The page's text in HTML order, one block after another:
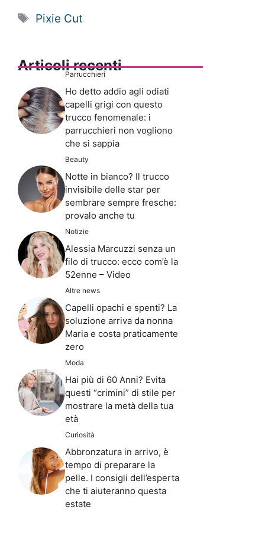
Tag
Pixie Cut
Articoli recenti
Parrucchieri
Ho detto addio agli odiati
capelli grigi con questo
trucco fenomenale: i
parrucchieri non vogliono
che si sappia
Beauty
Notte in bianco? Il trucco
invisibile delle star per
sembrare sempre fresche:
provalo anche tu
Notizie
Alessia Marcuzzi senza un
filo di trucco: ecco com’è la
52enne – Video
Altre news
Capelli opachi e spenti? La
soluzione arriva da nonna
Maria e costa praticamente
zero
Moda
Hai più di 60 Anni? Evita
questi “crimini” di stile per
mostrare la metà della tua
età
Curiosità
Abbronzatura in arrivo, è
tempo di preparare la
pelle. I consigli dell’esperta
che ti aiuteranno questa
estate